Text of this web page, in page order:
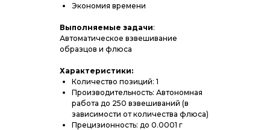
Экономия времени
Выполняемые задачи:
Автоматическое взвешивание
образцов и флюса
Характеристики:
Количество позиций: 1
Производительность: Автономная
работа до 250 взвешиваний (в
зависимости от количества флюса)
Прецизионность: до 0.0001 г